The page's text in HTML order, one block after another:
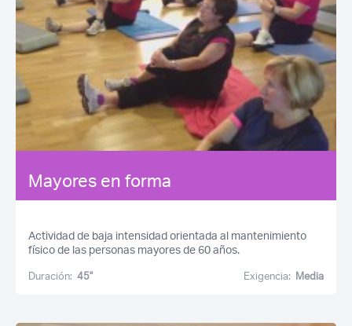
Mayores en forma
Actividad de baja intensidad orientada al mantenimiento
físico de las personas mayores de 60 años.
Duración: 45'' Exigencia: Media